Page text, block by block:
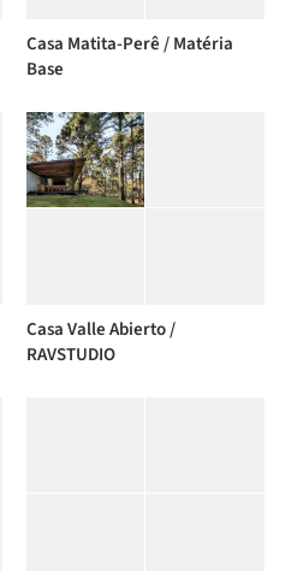
Casa Matita-Perê / Matéria
Base
Casa Valle Abierto /
RAVSTUDIO